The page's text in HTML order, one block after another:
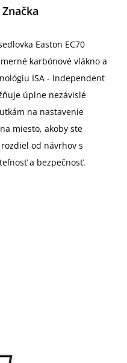
Značka
Easton EC70
karbónové vlákno a
ISA - Independent
úplne nezávislé
na nastavenie
miesto, akoby ste
od návrhov s
a bezpečnosť.